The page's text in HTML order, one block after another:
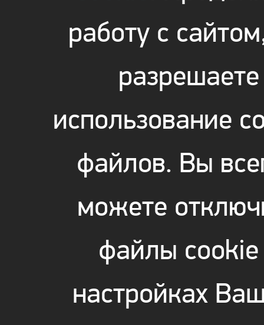
работу с
разрешаете
использование
файлов. Вы
можете
файлы cookie
настройках